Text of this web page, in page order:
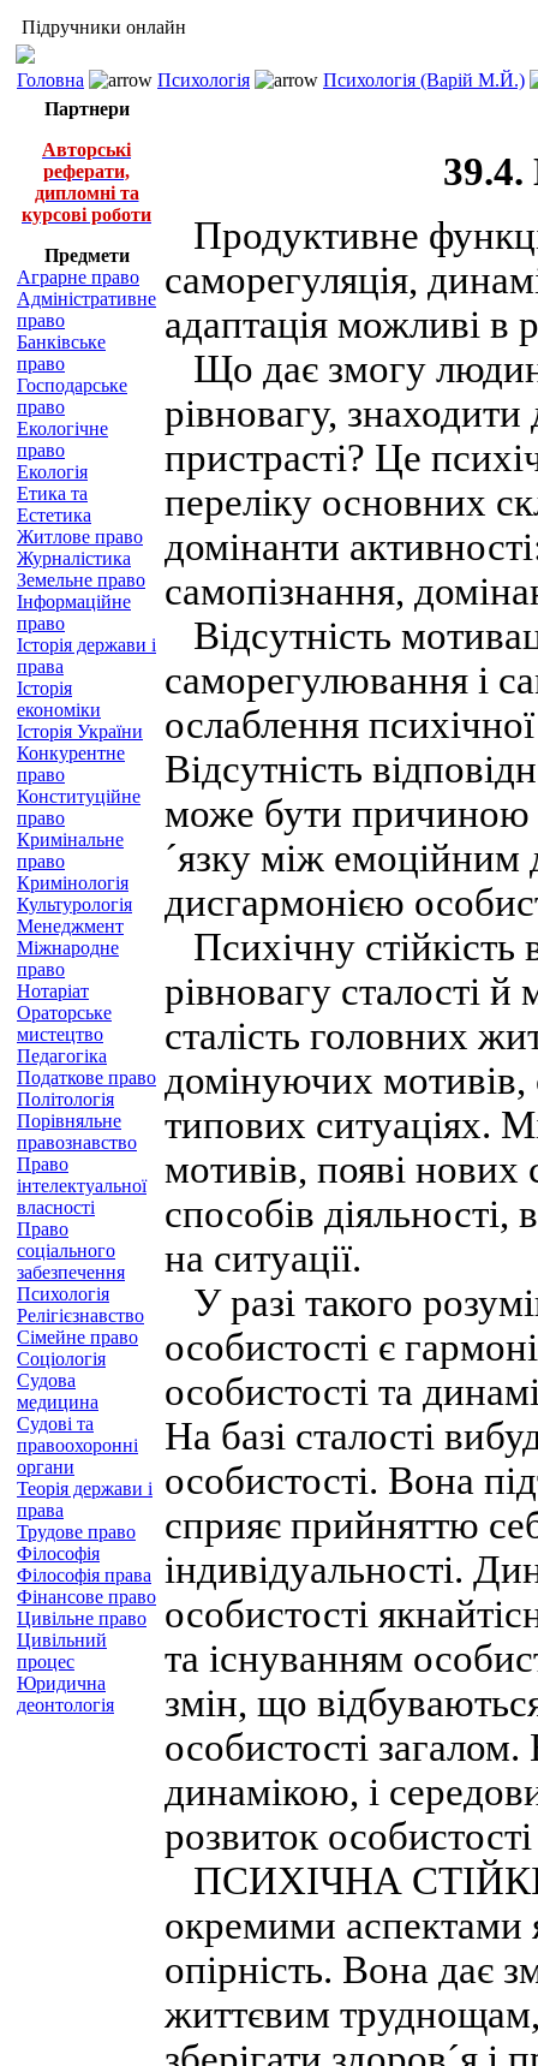
Підручники онлайн
Головна Психологія
Психологія (Варій М.Й.)
Партнери
Авторські
реферати,
дипломні та
курсові роботи
Предмети
Аграрне право
Адміністративне
право
Банківське
право
Господарське
право
Екологічне
право
Екологія
Етика та
Естетика
Житлове право
Журналістика
Земельне право
Інформаційне
право
Історія держави і
права
Історія
економіки
Історія України
Конкурентне
право
Конституційне
право
Кримінальне
право
Кримінологія
Культурологія
Менеджмент
Міжнародне
право
Нотаріат
Ораторське
мистецтво
Педагогіка
Податкове право
Політологія
Порівняльне
правознавство
Право
інтелектуальної
власності
Право
соціального
забезпечення
Психологія
Релігієзнавство
Сімейне право
Соціологія
Судова
медицина
Судові та
правоохоронні
органи
Теорія держави і
права
Трудове право
Філософія
Філософія права
Фінансове право
Цивільне право
Цивільний
процес
Юридична
деонтологія
39.4.
Продуктивне
саморегуляція,
адаптація можливі в
Що дає змогу
рівновагу,
пристрасті? Це
переліку основних
домінанти
самопізнання,
Відсутність
саморегулювання і
ослаблення
Відсутність
може бути причиною
´язку між
дисгармонією
Психічну стійкість
рівновагу сталості й
сталість головних
домінуючих мотивів,
типових ситуаціях.
мотивів, появі
способів
на ситуації.
У разі такого
особистості є
особистості та
На базі сталості
особистості. Вона
сприяє прийняттю
індивідуальності.
особистості
та існуванням
змін, що
особистості
динамікою, і
розвиток
ПСИХІЧНА
окремими аспектами
опірність. Вона дає
життєвим